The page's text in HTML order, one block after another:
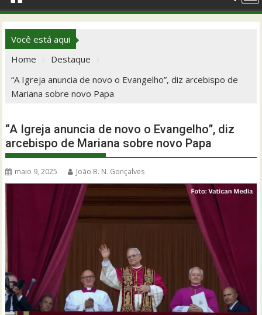
Você está aqui
Home
Destaque
“A Igreja anuncia de novo o Evangelho”, diz arcebispo de
Mariana sobre novo Papa
“A Igreja anuncia de novo o Evangelho”, diz
arcebispo de Mariana sobre novo Papa
maio 9, 2025 João B. N. Gonçalves